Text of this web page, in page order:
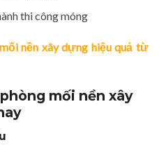
thi công móng
nền xây dựng hiệu quả từ
mối nền xây